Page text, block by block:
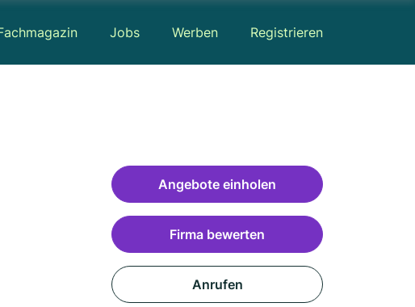
Jobs Werben Registrieren
Angebote einholen
Firma bewerten
Anrufen